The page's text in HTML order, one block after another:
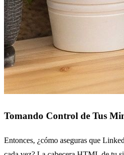
Tomando Control de Tus
Entonces, ¿cómo aseguras que